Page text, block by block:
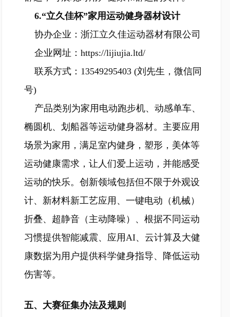
6.“立久佳杯”家用运动健身器材设计
协办企业：浙江立久佳运动器材有限公司
企业网址：https://lijiujia.ltd/
联系方式：13549295403 (刘先生，微信同
号)
产品类别为家用电动跑步机、动感单车、
椭圆机、划船器等运动健身器材。主要应用
场景为家用，满足室内健身，塑形，美体等
运动健康需求，让人们爱上运动，并能感受
运动的快乐。创新领域包括但不限于外观设
计、新材料新工艺应用、一键电动（机械）
折叠、超静音（主动降噪）、根据不同运动
习惯提供智能减震、应用AI、云计算及大健
康数据为用户提供科学健身指导、降低运动
伤害等。
五、大赛征集办法及规则